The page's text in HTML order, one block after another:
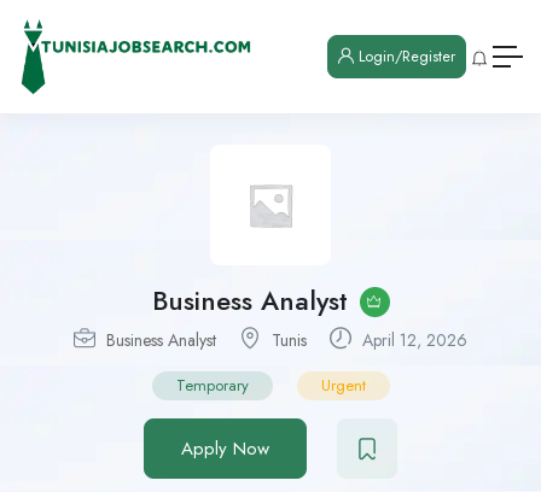
Login/Register
Business Analyst
Business Analyst Tunis April 12, 2026
Temporary Urgent
Apply Now